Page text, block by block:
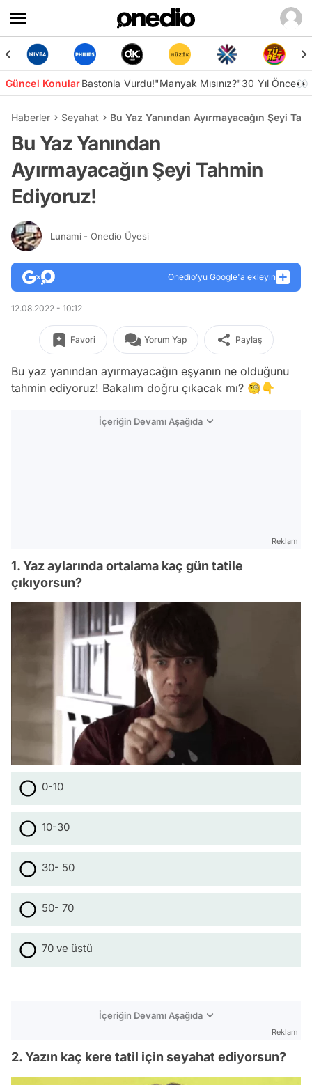
Güncel KonularBastonla Vurdu!"Manyak Mısınız?"30 Yıl Önce👀
Haberler Seyahat Bu Yaz Yanından Ayırmayacağın Şeyi
Bu Yaz Yanından
Ayırmayacağın Şeyi Tahmin
Ediyoruz!
Lunami - Onedio Üyesi
Onedio’yu Google'a ekleyin
12.08.2022 - 10:12
Favori Yorum Yap Paylaş
Bu yaz yanından ayırmayacağın eşyanın ne olduğunu
tahmin ediyoruz! Bakalım doğru çıkacak mı? 🧐👇
İçeriğin Devamı Aşağıda
Reklam
1. Yaz aylarında ortalama kaç gün tatile
çıkıyorsun?
0-10
10-30
30- 50
50- 70
70 ve üstü
İçeriğin Devamı Aşağıda
Reklam
2. Yazın kaç kere tatil için seyahat ediyorsun?